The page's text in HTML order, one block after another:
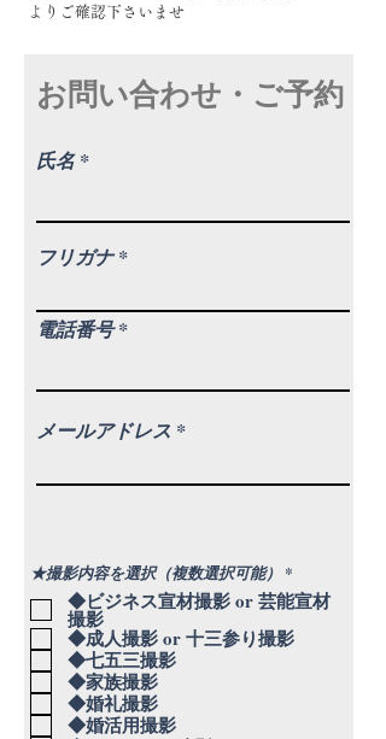
よりご確認下さいませ
お問い合わせ・ご予約
氏名
フリガナ
電話番号
メールアドレス
★撮影内容を選択（複数選択可能） *
須
項
◆ビジネス宣材撮影 or 芸能宣材
撮影
◆成人撮影 or 十三参り撮影
◆七五三撮影
◆家族撮影
◆婚礼撮影
◆婚活用撮影